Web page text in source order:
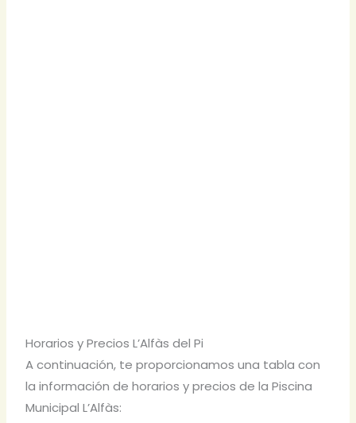
Horarios y Precios L’Alfàs del Pi
A continuación, te proporcionamos una tabla con
la información de horarios y precios de la Piscina
Municipal L’Alfàs: